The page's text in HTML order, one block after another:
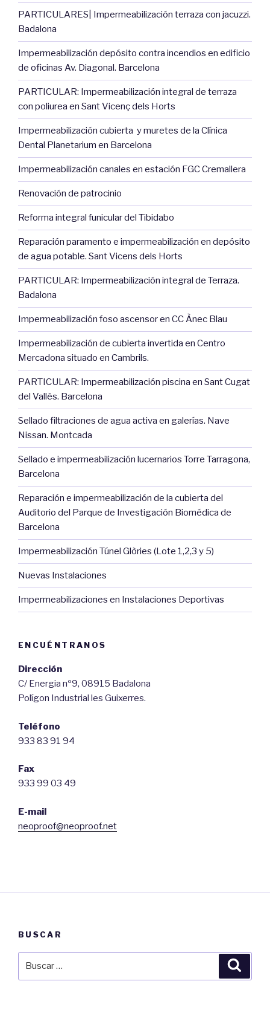
PARTICULARES| Impermeabilización terraza con jacuzzi.
Badalona
Impermeabilización depósito contra incendios en edificio
de oficinas Av. Diagonal. Barcelona
PARTICULAR: Impermeabilización integral de terraza
con poliurea en Sant Vicenç dels Horts
Impermeabilización cubierta y muretes de la Clínica
Dental Planetarium en Barcelona
Impermeabilización canales en estación FGC Cremallera
Renovación de patrocinio
Reforma integral funicular del Tibidabo
Reparación paramento e impermeabilización en depósito
de agua potable. Sant Vicens dels Horts
PARTICULAR: Impermeabilización integral de Terraza.
Badalona
Impermeabilización foso ascensor en CC Ànec Blau
Impermeabilización de cubierta invertida en Centro
Mercadona situado en Cambrils.
PARTICULAR: Impermeabilización piscina en Sant Cugat
del Vallès. Barcelona
Sellado filtraciones de agua activa en galerías. Nave
Nissan. Montcada
Sellado e impermeabilización lucernarios Torre Tarragona,
Barcelona
Reparación e impermeabilización de la cubierta del
Auditorio del Parque de Investigación Biomédica de
Barcelona
Impermeabilización Túnel Glòries (Lote 1,2,3 y 5)
Nuevas Instalaciones
Impermeabilizaciones en Instalaciones Deportivas
ENCUÉNTRANOS
Dirección
C/ Energia nº9, 08915 Badalona
Polígon Industrial les Guixerres.
Teléfono
933 83 91 94
Fax
933 99 03 49
E-mail
neoproof@neoproof.net
BUSCAR